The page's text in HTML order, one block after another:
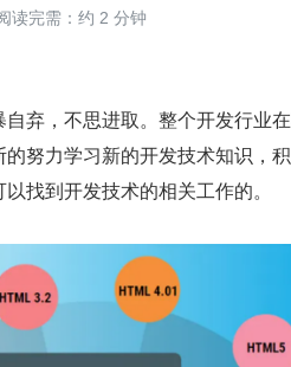
读完需：约 2 分钟
弃，不思进取。整个开发行业
努力学习新的开发技术知识，
找到开发技术的相关工作的。